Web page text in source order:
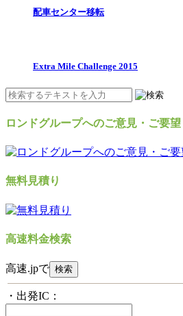
配車センター移転
Extra Mile Challenge 2015
ロンドグループへのご意見・ご要望
無料見積り
高速料金検索
高速.jpで
・出発IC：